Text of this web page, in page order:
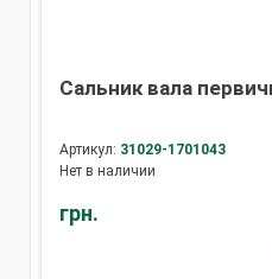
Сальник вала
Артикул: 31029-1701043
Нет в наличии
грн.